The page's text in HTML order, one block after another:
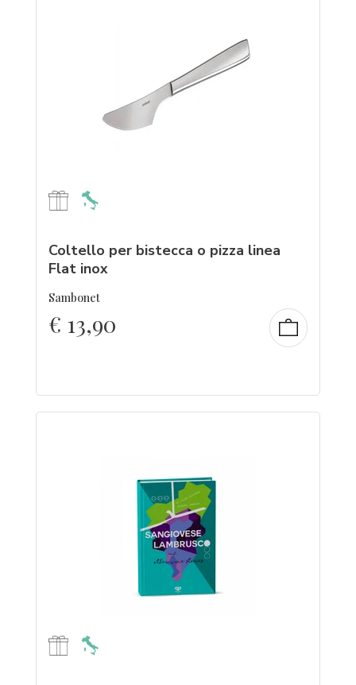
Coltello per bistecca o pizza linea
Flat inox
Sambonet
€ 13,90